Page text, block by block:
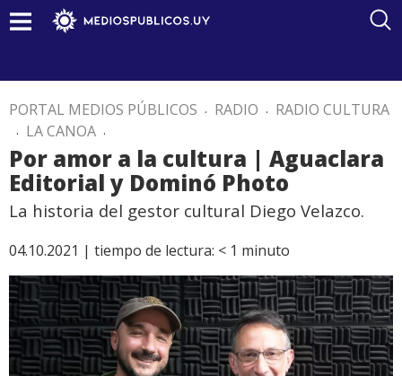
PORTAL MEDIOS PÚBLICOS . RADIO . RADIO CULTURA
. LA CANOA .
Por amor a la cultura | Aguaclara
Editorial y Dominó Photo
La historia del gestor cultural Diego Velazco.
04.10.2021 | tiempo de lectura: < 1 minuto